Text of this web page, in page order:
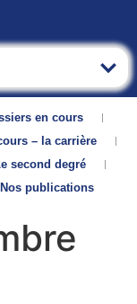
en cours
– la carrière
second degré
Nos publications